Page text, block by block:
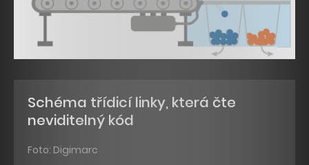
Schéma třídicí linky, která čte
neviditelný kód
Foto: Digimarc